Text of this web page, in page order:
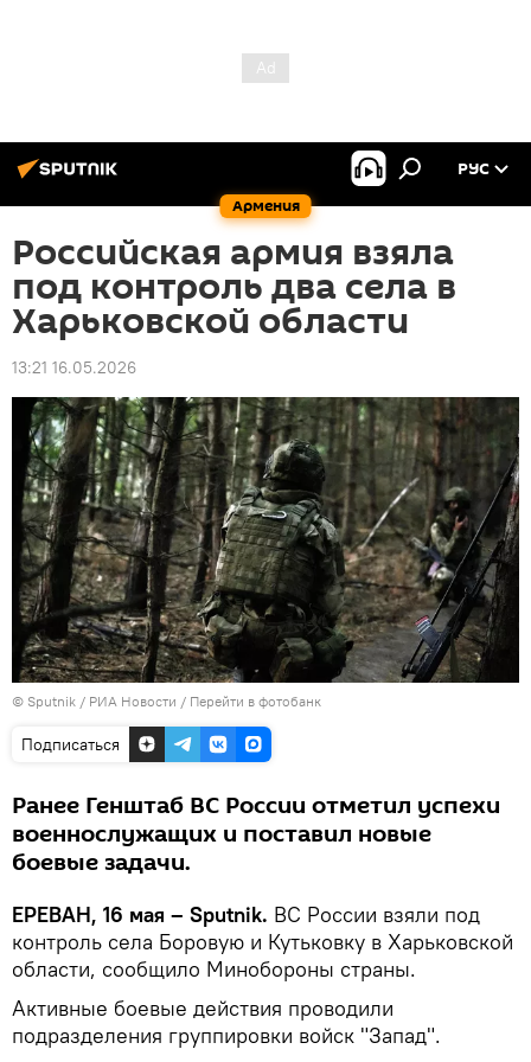
Армения
РУС
Российская армия взяла
под контроль два села в
Харьковской области
13:21 16.05.2026
© Sputnik / РИА Новости / Перейти в фотобанк
Подписаться
Ранее Генштаб ВС России отметил успехи
военнослужащих и поставил новые
боевые задачи.
ЕРЕВАН, 16 мая – Sputnik. ВС России взяли под
контроль села Боровую и Кутьковку в Харьковской
области, сообщило Минобороны страны.
Активные боевые действия проводили
подразделения группировки войск "Запад".